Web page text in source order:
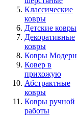
Классические
ковры
Детские ковры
Декоративные
ковры
Ковры Модерн
Ковер в
прихожую
Абстрактные
ковры
Ковры ручной
работы